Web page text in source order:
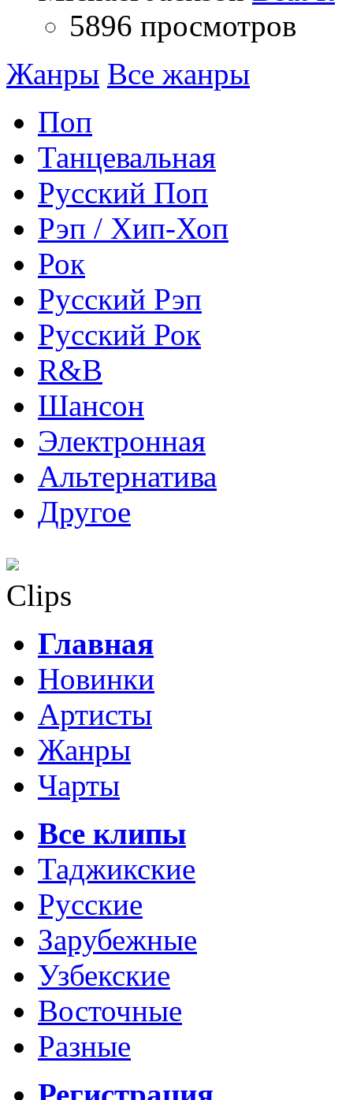
5896 просмотров
Жанры Все жанры
Поп
Танцевальная
Русский Поп
Рэп / Хип-Хоп
Рок
Русский Рэп
Русский Рок
R&B
Шансон
Электронная
Альтернатива
Другое
Clips
Главная
Новинки
Артисты
Жанры
Чарты
Все клипы
Таджикские
Русские
Зарубежные
Узбекские
Восточные
Разные